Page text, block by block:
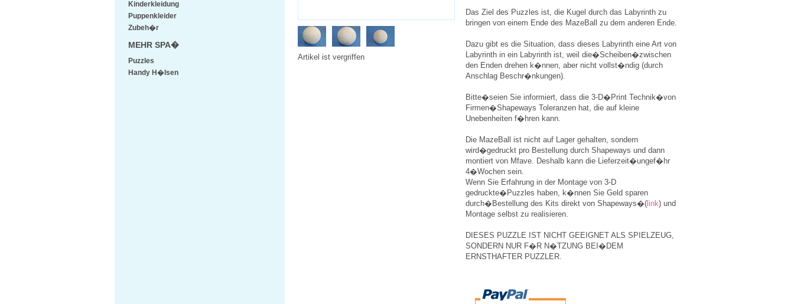
Artikel ist vergriffen
Das Ziel des Puzzles ist, die Kugel durch das Labyrinth zu
bringen von einem Ende des MazeBall zu dem anderen Ende.
Dazu gibt es die Situation, dass dieses Labyrinth eine Art von
Labyrinth in ein Labyrinth ist, weil die�Scheiben�zwischen
den Enden drehen k�nnen, aber nicht vollst�ndig (durch
Anschlag Beschr�nkungen).
Bitte�seien Sie informiert, dass die 3-D�Print Technik�von
Firmen�Shapeways Toleranzen hat, die auf kleine
Unebenheiten f�hren kann.
Die MazeBall ist nicht auf Lager gehalten, sondern
wird�gedruckt pro Bestellung durch Shapeways und dann
montiert von Mfave. Deshalb kann die Lieferzeit�ungef�hr
4�Wochen sein.
Wenn Sie Erfahrung in der Montage von 3-D
gedruckte�Puzzles haben, k�nnen Sie Geld sparen
durch�Bestellung des Kits direkt von Shapeways�( link) und
Montage selbst zu realisieren.
DIESES PUZZLE IST NICHT GEEIGNET ALS SPIELZEUG,
SONDERN NUR F�R N�TZUNG BEI�DEM
ERNSTHAFTER PUZZLER.
Kinderkleidung
Puppenkleider
Zubeh�r
MEHR SPA�
Puzzles
Handy H�lsen